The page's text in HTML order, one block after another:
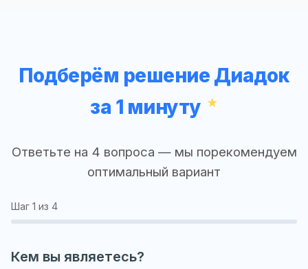
Подберём решение Диадок
за 1 минуту
Ответьте на 4 вопроса — мы порекомендуем
оптимальный вариант
Шаг 1 из 4
Кем вы являетесь?